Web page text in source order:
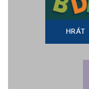
HRÁT